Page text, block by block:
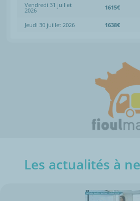
Vendredi 31 juillet
2026 1615€
Jeudi 30 juillet 2026 1638€
Les actualités à